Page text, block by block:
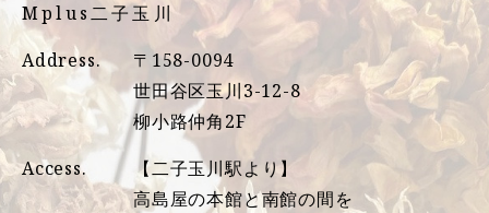
Mplus二子玉川
Address.
〒158-0094
世田谷区玉川3-12-8
柳小路仲角2F
Access.
【二子玉川駅より】
高島屋の本館と南館の間を